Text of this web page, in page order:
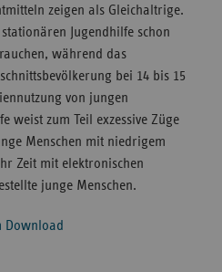
zeigen als Gleichaltrige.
Jugendhilfe schon
während das
bei 14 bis 15
von jungen
weist zum Teil exzessive Züge
Menschen mit niedrigem
Zeit mit elektronischen
junge Menschen.
Download